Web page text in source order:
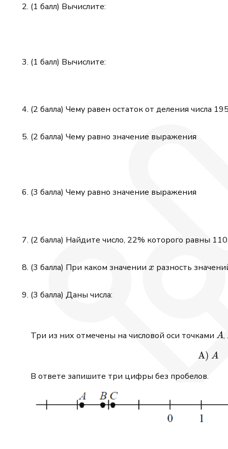
(1 балл) Вычислите:
(1 балл) Вычислите:
(2 балла) Чему равен остаток от деления числа
(2 балла) Чему равно значение выражения
(3 балла) Чему равно значение выражения
(2 балла) Найдите число, 22% которого равны
(3 балла) При каком значении x
x разность
(3 балла) Даны числа:
Три из них отмечены на числовой оси точками A
A,
A) A
В ответе запишите три цифры без пробелов.